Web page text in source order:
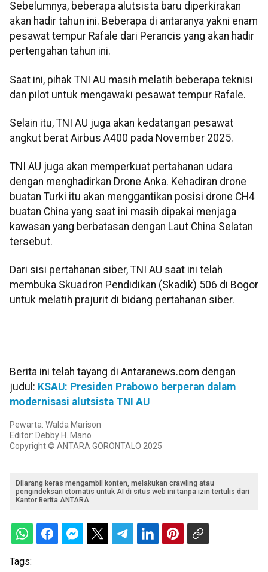
Sebelumnya, beberapa alutsista baru diperkirakan
akan hadir tahun ini. Beberapa di antaranya yakni enam
pesawat tempur Rafale dari Perancis yang akan hadir
pertengahan tahun ini.
Saat ini, pihak TNI AU masih melatih beberapa teknisi
dan pilot untuk mengawaki pesawat tempur Rafale.
Selain itu, TNI AU juga akan kedatangan pesawat
angkut berat Airbus A400 pada November 2025.
TNI AU juga akan memperkuat pertahanan udara
dengan menghadirkan Drone Anka. Kehadiran drone
buatan Turki itu akan menggantikan posisi drone CH4
buatan China yang saat ini masih dipakai menjaga
kawasan yang berbatasan dengan Laut China Selatan
tersebut.
Dari sisi pertahanan siber, TNI AU saat ini telah
membuka Skuadron Pendidikan (Skadik) 506 di Bogor
untuk melatih prajurit di bidang pertahanan siber.
Berita ini telah tayang di Antaranews.com dengan
judul: KSAU: Presiden Prabowo berperan dalam
modernisasi alutsista TNI AU
Pewarta: Walda Marison
Editor: Debby H. Mano
Copyright © ANTARA GORONTALO 2025
Dilarang keras mengambil konten, melakukan crawling atau
pengindeksan otomatis untuk AI di situs web ini tanpa izin tertulis dari
Kantor Berita ANTARA.
Tags: